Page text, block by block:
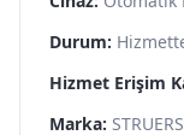
Durum:
Hizmet Erişim
Marka: STRUERS